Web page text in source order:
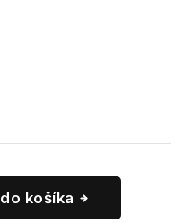
košíka